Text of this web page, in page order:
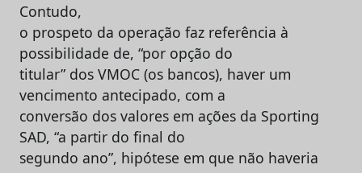
Contudo,
o prospeto da operação faz referência à
possibilidade de, “por opção do
titular” dos VMOC (os bancos), haver um
vencimento antecipado, com a
conversão dos valores em ações da Sporting
SAD, “a partir do final do
segundo ano”, hipótese em que não haveria